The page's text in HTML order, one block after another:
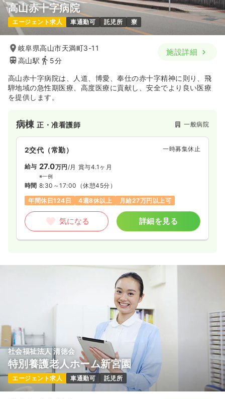
高山赤十字病院
エージェント求人 車通勤可 託児所 寮
岐阜県高山市天満町3-11
高山駅
5分
施設詳細
高山赤十字病院は、人道、博愛、奉仕の赤十字精神に則り、飛
騨地域の急性期医療、高度医療に貢献し、安全でより良い医療
を提供します。
病棟正・准看護師 一般病院
2交代（常勤） 一時募集休止
給与 27.0万円/月 賞与4.1ヶ月
※一例
時間 8:30～17:00 （休憩45分）
年間休日124日
4週8休以上 月給27万円以上可
気になる 詳細を見る
社会福祉法人 清徳会
特別養護老人ホーム新宮園
エージェント求人 車通勤可 託児所